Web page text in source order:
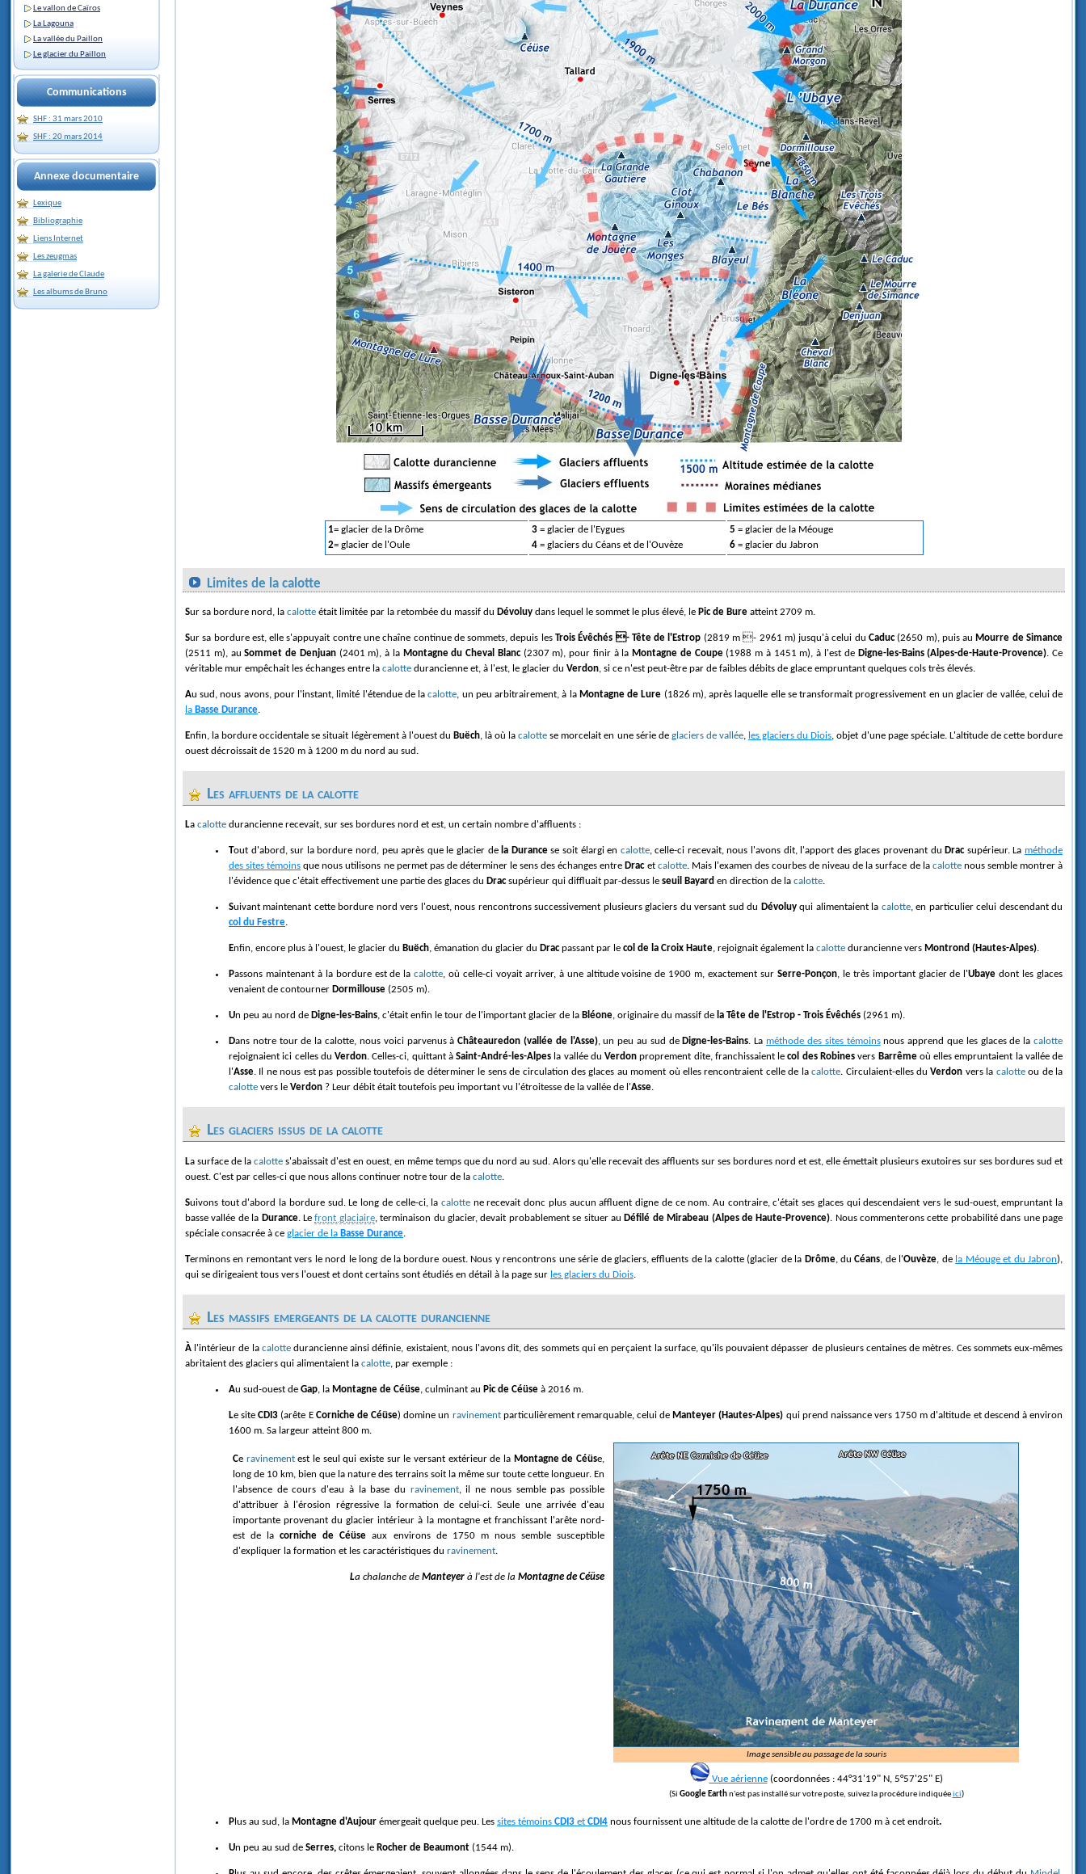
Le vallon de Caïros
La Lagouna
La vallée du Paillon
Le glacier du Paillon
Communications
SHF : 31 mars 2010
SHF : 20 mars 2014
Annexe documentaire
Lexique
Bibliographie
Liens Internet
Les zeugmas
La galerie de Claude
Les albums de Bruno
1= glacier de la Drôme
2= glacier de l'Oule
3= glacier de l'Eygues
4= glaciers du Céans et de l'Ouvèze
5 = glacier de la Méouge
6= glacier du Jabron
Limites de la calotte
Sur sa bordure nord, la calotte était limitée par la retombée du massif du Dévoluy dans lequel le sommet le plus élevé, le Pic de Bure atteint 2709 m.
Sur sa bordure est, elle s'appuyait contre une chaîne continue de sommets, depuis les Trois Évêchés - Tête de l'Estrop (2819 m - 2961 m) jusqu'à celui duCaduc(2650 m), puis au Mourre de Simance
(2511 m), auSommet de Denjuan(2401 m), à la Montagne du Cheval Blanc(2307 m), pour finir à la Montagne de Coupe(1988 m à 1451 m), à l'est de Digne-les-Bains (Alpes-de-Haute-Provence). Ce
véritable mur empêchait les échanges entre la calotte durancienne et, à l'est, le glacier du Verdon, si ce n'est peut-être par de faibles débits de glace empruntant quelques cols très élevés.
Au sud, nous avons, pour l'instant, limité l'étendue de lacalotte, un peu arbitrairement, à la Montagne de Lure (1826 m), après laquelle elle se transformait progressivement en un glacier de vallée, celui de
la Basse Durance.
Enfin, la bordure occidentale se situait légèrement à l'ouest du Buëch, là où lacalotte se morcelait en une série de glaciers de vallée, les glaciers du Diois, objet d'une page spéciale. L'altitude de cette bordure
ouest décroissait de 1520 m à 1200 m du nord au sud.
Les affluents de la calotte
La calotte durancienne recevait, sur ses bordures nord et est, un certain nombre d'affluents :
Tout d'abord, sur la bordure nord, peu après que le glacier de la Durancese soit élargi en calotte, celle-ci recevait, nous l'avons dit, l'apport des glaces provenant du Dracsupérieur. La méthode
des sites témoins que nous utilisons ne permet pas de déterminer le sens des échanges entre Dracet calotte. Mais l'examen des courbes de niveau de la surface de la calottenous semble montrer à
l'évidence que c'était effectivement une partie des glaces du Dracsupérieur qui diffluait par-dessus le seuil Bayard en direction de la calotte.
Suivant maintenant cette bordure nord vers l'ouest, nous rencontrons successivement plusieurs glaciers du versant sud du Dévoluyqui alimentaient la calotte, en particulier celui descendant du
col du Festre.
Enfin, encore plus à l'ouest, le glacier du Buëch, émanation du glacier du Dracpassant par le col de la Croix Haute, rejoignait également la calotte durancienne vers Montrond (Hautes-Alpes).
Passons maintenant à la bordure est de lacalotte, où celle-ci voyait arriver, à une altitude voisine de 1900 m, exactement sur Serre-Ponçon, le très important glacier de l'Ubaye dont les glaces
venaient de contourner Dormillouse (2505 m).
Un peu au nord de Digne-les-Bains, c'était enfin le tour de l'important glacier de la Bléone, originaire du massif de la Tête de l'Estrop - Trois Évêchés (2961 m).
Dans notre tour de la calotte, nous voici parvenus àChâteauredon (vallée de l'Asse), un peu au sud de Digne-les-Bains. La méthode des sites témoinsnous apprend que les glaces de la calotte
rejoignaient ici celles duVerdon. Celles-ci, quittant àSaint-André-les-Alpes la vallée duVerdon proprement dite, franchissaient lecol des Robinesvers Barrêmeoù elles empruntaient la vallée de
l'Asse. Il ne nous est pas possible toutefois de déterminer le sens de circulation des glaces au moment où elles rencontraient celle de lacalotte. Circulaient-elles duVerdon vers la calotteou de la
calotte vers le Verdon ? Leur débit était toutefois peu important vu l'étroitesse de la vallée de l'Asse.
Les glaciers issus de la calotte
La surface de la calotte s'abaissait d'est en ouest, en même temps que du nord au sud. Alors qu'elle recevait des affluents sur ses bordures nord et est, elle émettait plusieurs exutoires sur ses bordures sud et
ouest. C'est par celles-ci que nous allons continuer notre tour de la calotte.
Suivons tout d'abord la bordure sud. Le long de celle-ci, la calotte ne recevait donc plus aucun affluent digne de ce nom. Au contraire, c'était ses glaces qui descendaient vers le sud-ouest, empruntant la
basse vallée de la Durance. Lefront glaciaire, terminaison du glacier, devait probablement se situer au Défilé de Mirabeau (Alpes de Haute-Provence). Nous commenterons cette probabilité dans une page
spéciale consacrée à ce glacier de la Basse Durance.
Terminons en remontant vers le nord le long de la bordure ouest. Nous y rencontrons une série de glaciers, effluents de la calotte (glacier de la Drôme, duCéans , de l'Ouvèze , de la Méouge et du Jabron),
qui se dirigeaient tous vers l'ouest et dont certains sont étudiés en détail à la page sur les glaciers du Diois.
Les massifs emergeants de la calotte durancienne
À l'intérieur de la calottedurancienne ainsi définie, existaient, nous l'avons dit, des sommets qui en perçaient la surface, qu'ils pouvaient dépasser de plusieurs centaines de mètres. Ces sommets eux-mêmes
abritaient des glaciers qui alimentaient la calotte, par exemple :
Au sud-ouest de Gap, la Montagne de Céüse, culminant au Pic de Céüse à 2016 m.
Le siteCDI3 (arête E Corniche de Céüse) domine un ravinementparticulièrement remarquable, celui de Manteyer (Hautes-Alpes) qui prend naissance vers 1750 m d'altitude et descend à environ
1600 m. Sa largeur atteint 800 m.
Ce ravinementest le seul qui existe sur le versant extérieur de la Montagne de Céüse,
long de 10 km, bien que la nature des terrains soit la même sur toute cette longueur. En
l'absence de cours d'eau à la base du ravinement, il ne nous semble pas possible
d'attribuer à l'érosion régressive la formation de celui-ci. Seule une arrivée d'eau
importante provenant du glacier intérieur à la montagne et franchissant l'arête nord-
est de lacorniche de Céüse aux environs de 1750 m nous semble susceptible
d'expliquer la formation et les caractéristiques du ravinement.
La chalanche de Manteyer à l'est de la Montagne de Céüse
Image sensible au passage de la souris
Vue aérienne(coordonnées : 44°31'19" N, 5°57'25" E)
(Si Google Earthn'est pas installé sur votre poste, suivez la procédure indiquéeici)
Plus au sud, la Montagne d'Aujour émergeait quelque peu. Les sites témoins CDI3 et CDI4 nous fournissent une altitude de la calotte de l'ordre de 1700 m à cet endroit.
Un peu au sud de Serres, citons le Rocher de Beaumont (1544 m).